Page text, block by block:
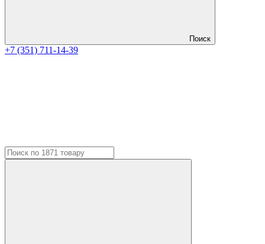
Поиск
+7 (351) 711-14-39